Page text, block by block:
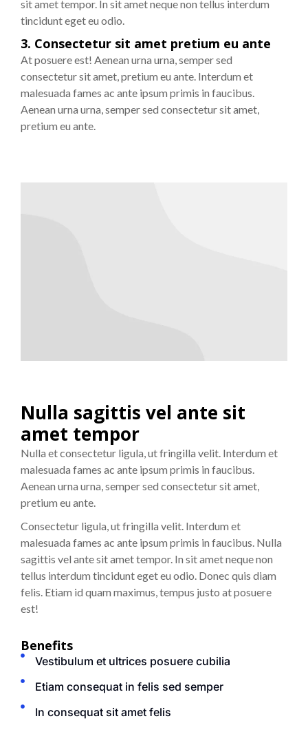
sit amet tempor. In sit amet neque non tellus interdum
tincidunt eget eu odio.
3. Consectetur sit amet pretium eu ante
At posuere est! Aenean urna urna, semper sed
consectetur sit amet, pretium eu ante. Interdum et
malesuada fames ac ante ipsum primis in faucibus.
Aenean urna urna, semper sed consectetur sit amet,
pretium eu ante.
Nulla sagittis vel ante sit
amet tempor
Nulla et consectetur ligula, ut fringilla velit. Interdum et
malesuada fames ac ante ipsum primis in faucibus.
Aenean urna urna, semper sed consectetur sit amet,
pretium eu ante.
Consectetur ligula, ut fringilla velit. Interdum et
malesuada fames ac ante ipsum primis in faucibus. Nulla
sagittis vel ante sit amet tempor. In sit amet neque non
tellus interdum tincidunt eget eu odio. Donec quis diam
felis. Etiam id quam maximus, tempus justo at posuere
est!
Benefits
Vestibulum et ultrices posuere cubilia
Etiam consequat in felis sed semper
In consequat sit amet felis